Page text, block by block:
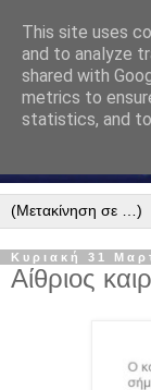
Κυριακή 31
Αίθριος
This site uses
and to analyze
shared with
metrics to
statistics, and